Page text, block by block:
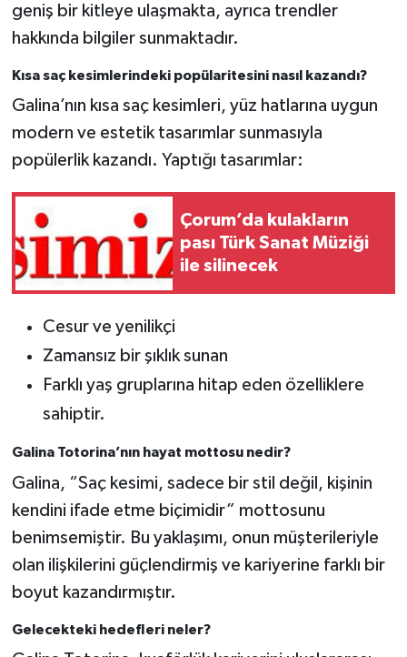
geniş bir kitleye ulaşmakta, ayrıca trendler
hakkında bilgiler sunmaktadır.
Kısa saç kesimlerindeki popülaritesini nasıl kazandı?
Galina’nın kısa saç kesimleri, yüz hatlarına uygun
modern ve estetik tasarımlar sunmasıyla
popülerlik kazandı. Yaptığı tasarımlar:
Çorum’da kulakların
pası Türk Sanat Müziği
ile silinecek
Cesur ve yenilikçi
Zamansız bir şıklık sunan
Farklı yaş gruplarına hitap eden özelliklere
sahiptir.
Galina Totorina’nın hayat mottosu nedir?
Galina, “Saç kesimi, sadece bir stil değil, kişinin
kendini ifade etme biçimidir” mottosunu
benimsemiştir. Bu yaklaşımı, onun müşterileriyle
olan ilişkilerini güçlendirmiş ve kariyerine farklı bir
boyut kazandırmıştır.
Gelecekteki hedefleri neler?